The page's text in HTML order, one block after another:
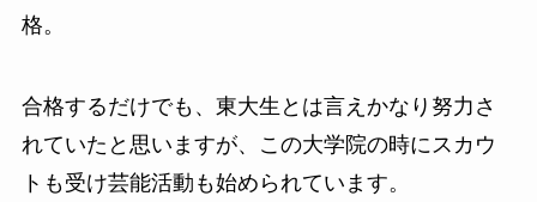
格。
合格するだけでも、東大生とは言えかなり努力さ
れていたと思いますが、この大学院の時にスカウ
トも受け芸能活動も始められています。